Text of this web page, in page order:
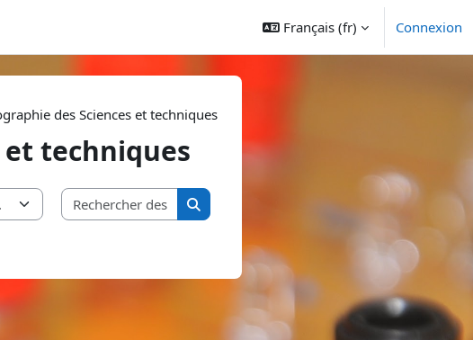
Français ‎(fr)‎ Connexion
des Sciences et techniques
et techniques
Rechercher des cours
Rechercher des cours